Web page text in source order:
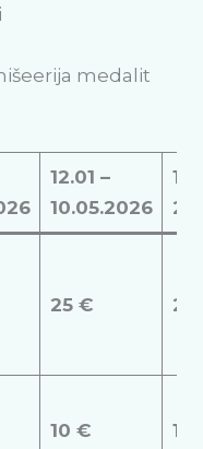
medalit
12.01 –
10.05.2026
25 € 25
10 € 10